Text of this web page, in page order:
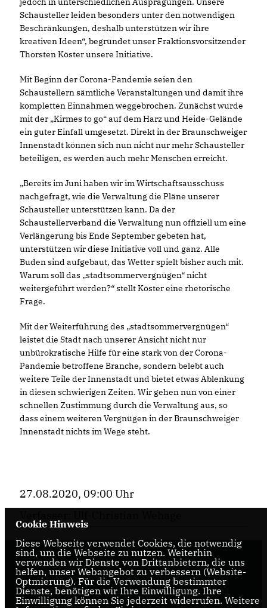
Schausteller leiden besonders unter den notwendigen
Beschränkungen, deshalb unterstützen wir ihre
kreativen Ideen“, begründet unser Fraktionsvorsitzender
Thorsten Köster unsere Initiative.
Mit Beginn der Corona-Pandemie seien den
Schaustellern sämtliche Veranstaltungen und damit ihre
kompletten Einnahmen weggebrochen. Zunächst wurde
mit der „Kirmes to go“ auf dem Harz und Heide-Gelände
ein guter Einfall umgesetzt. Direkt in der Braunschweiger
Innenstadt können sich nun nicht nur mehr Schausteller
beteiligen, es werden auch mehr Menschen erreicht.
Bereits im Juni haben wir im Wirtschaftsausschuss
nachgefragt, wie die Verwaltung die Pläne unserer
Schausteller unterstützen kann. Da der
Schaustellerverband die Verwaltung nun offiziell um eine
Verlängerung bis Ende September gebeten hat,
unterstützen wir diese Initiative voll und ganz. Alle
Buden sind aufgebaut, das Wetter spielt bisher auch mit.
Warum soll das „stadtsommervergnügen“ nicht
weitergeführt werden?“ stellt Köster eine rhetorische
Frage.
Mit der Weiterführung des „stadtsommervergnügen“
leistet die Stadt nach unserer Ansicht nicht nur
unbürokratische Hilfe für eine stark von der Corona-
Pandemie betroffene Branche, sondern belebt auch
weitere Teile der Innenstadt und bietet etwas Ablenkung
in diesen schwierigen Zeiten. Wir gehen nun von einer
schnellen Zustimmung durch die Verwaltung aus, so
dass einem weiteren Vergnügen in der Braunschweiger
Innenstadt nichts im Wege steht.
27.08.2020, 09:00 Uhr
Internetseite der CDU-Fraktion im Rat der Stadt
Braunschweig, mit aktuellen Informationen rund
um die Kommunalpolitik in der zweitgrößten Stadt
Niedersachsens.
Cookie Hinweis
Diese Webseite verwendet Cookies, die notwendig
sind, um die Webseite zu nutzen. Weiterhin
verwenden wir Dienste von Drittanbietern, die uns
helfen, unser Webangebot zu verbessern (Website-
Optmierung). Für die Verwendung bestimmter
Dienste, benötigen wir Ihre Einwilligung. Ihre
Einwilligung können Sie jederzeit widerrufen. Weitere